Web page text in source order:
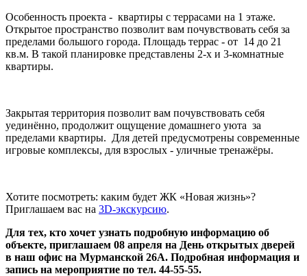
Особенность проекта - квартиры с террасами на 1 этаже.
Открытое пространство позволит вам почувствовать себя за
пределами большого города. Площадь террас - от 14 до 21
кв.м. В такой планировке представлены 2-х и 3-комнатные
квартиры.
Закрытая территория позволит вам почувствовать себя
уединённо, продолжит ощущение домашнего уюта за
пределами квартиры. Для детей предусмотрены современные
игровые комплексы, для взрослых - уличные тренажёры.
Хотите посмотреть: каким будет ЖК «Новая жизнь»?
Приглашаем вас на 3D-экскурсию.
Для тех, кто хочет узнать подробную информацию об
объекте, приглашаем 08 апреля на День открытых дверей
в наш офис на Мурманской 26А. Подробная информация и
запись на мероприятие по тел. 44-55-55.